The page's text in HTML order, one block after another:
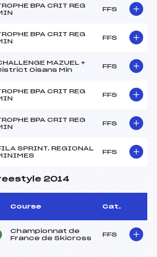
BPA CRIT REG
FFS
BPA CRIT REG
FFS
MAZUEL +
Oisans Min
FFS
BPA CRIT REG
FFS
BPA CRIT REG
FFS
SPRINT. REGIONAL
FFS
2014
Course Cat.
Championnat de
France de Skicross
FFS